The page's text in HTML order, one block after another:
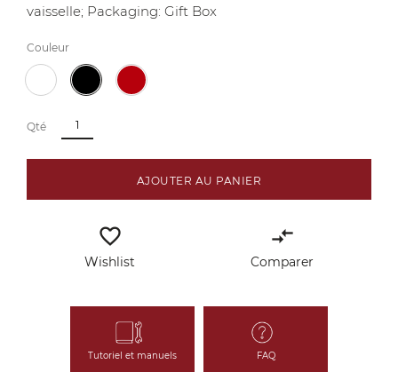
vaisselle; Packaging: Gift Box
Couleur
Qté
AJOUTER AU PANIER
favorite_border
Wishlist
compare_arrows
Comparer
Tutoriel et manuels FAQ